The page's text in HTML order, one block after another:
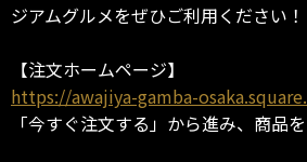
ジアムグルメをぜひご利用ください！
【注文ホームページ】
https://awajiya-gamba-
「今すぐ注文する」から進み、商品